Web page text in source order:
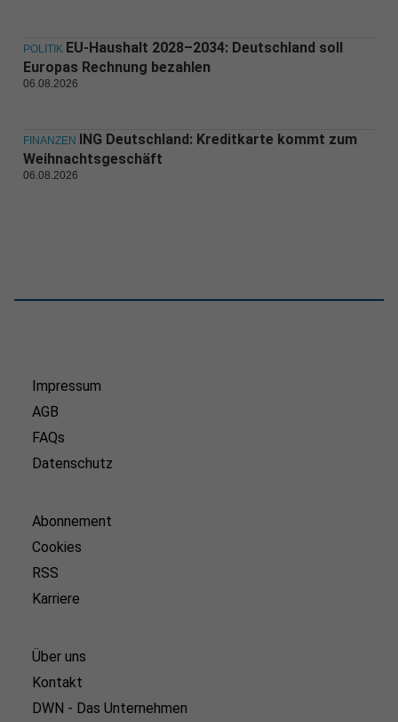
POLITIK EU-Haushalt 2028–2034: Deutschland soll
Europas Rechnung bezahlen
06.08.2026
FINANZEN
ING Deutschland: Kreditkarte kommt zum
Weihnachtsgeschäft
06.08.2026
Impressum
AGB
FAQs
Datenschutz
Abonnement
Cookies
RSS
Karriere
Über uns
Kontakt
DWN - Das Unternehmen